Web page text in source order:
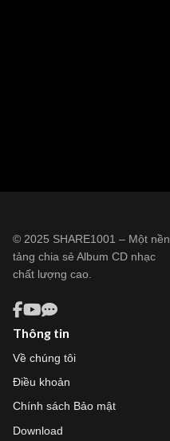
© 2025 SHARE1001 – Một nền
tảng chia sẻ Album CD nhạc
chất lượng cao.
Thông tin
Về chúng tôi
Điều khoản
Chính sách Bảo mật
Download